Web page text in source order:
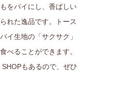
をパイにし、香ばしい
れた逸品です。トース
イ生地の「サクサク」
べることができます。
もあるので、ぜひ